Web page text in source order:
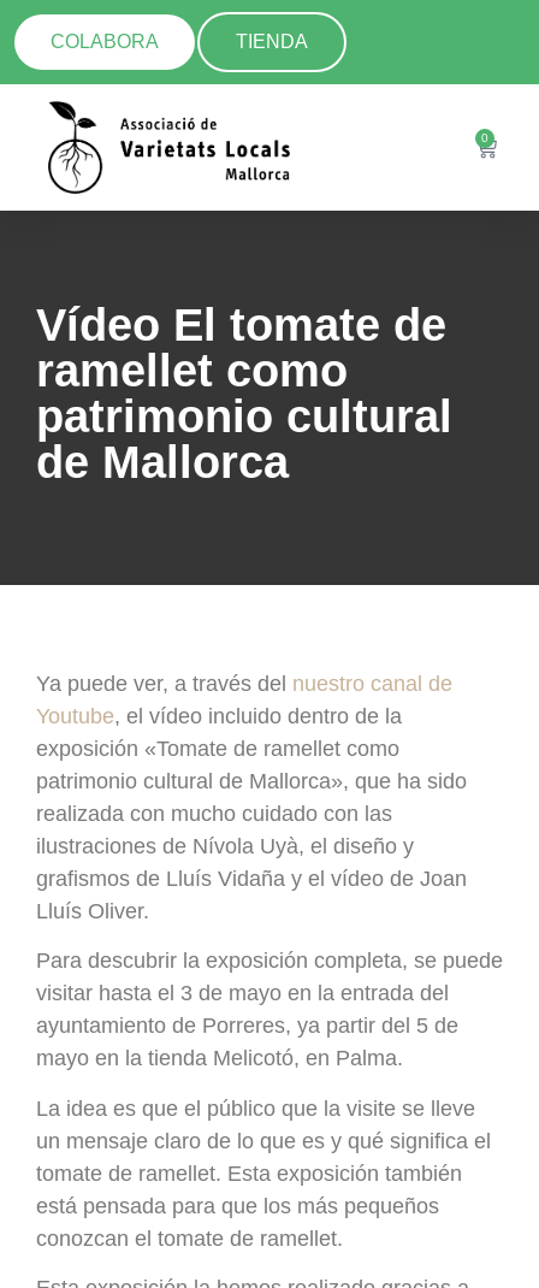
COLABORA TIENDA
0
Vídeo El tomate de
ramellet como
patrimonio cultural
de Mallorca
Ya puede ver, a través del nuestro canal de
Youtube, el vídeo incluido dentro de la
exposición «Tomate de ramellet como
patrimonio cultural de Mallorca», que ha sido
realizada con mucho cuidado con las
ilustraciones de Nívola Uyà, el diseño y
grafismos de Lluís Vidaña y el vídeo de Joan
Lluís Oliver.
Para descubrir la exposición completa, se puede
visitar hasta el 3 de mayo en la entrada del
ayuntamiento de Porreres, ya partir del 5 de
mayo en la tienda Melicotó, en Palma.
La idea es que el público que la visite se lleve
un mensaje claro de lo que es y qué significa el
tomate de ramellet. Esta exposición también
está pensada para que los más pequeños
conozcan el tomate de ramellet.